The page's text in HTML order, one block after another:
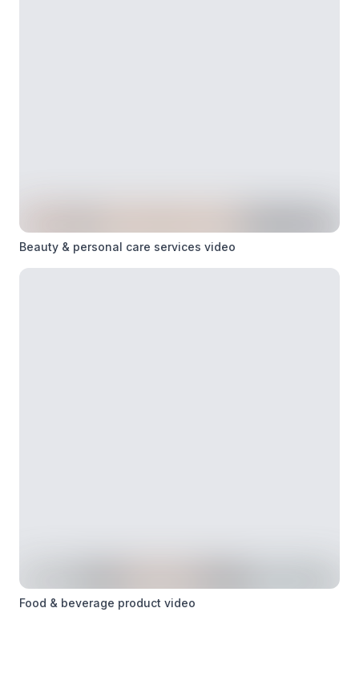
Beauty & personal care services video
Food & beverage product video